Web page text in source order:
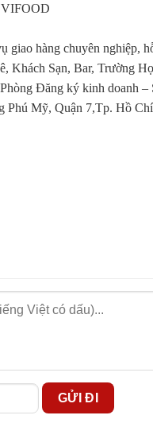
lượng và an toàn thực
cao.
cả nước bao gồm:
Huế, Tiền Giang, Trà
hàng chuyên nghiệp,
Khách Sạn, Bar, Trường
Đăng ký kinh doanh
Mỹ, Quận 7,Tp. Hồ